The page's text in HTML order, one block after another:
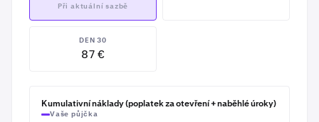
znovu ověříte vypůjčenou částku a denní úrokovou
sazbu
Při aktuální sazbě
DEN 30
87 €
Kumulativní náklady (poplatek za otevření + naběhlé úroky)
Vaše půjčka